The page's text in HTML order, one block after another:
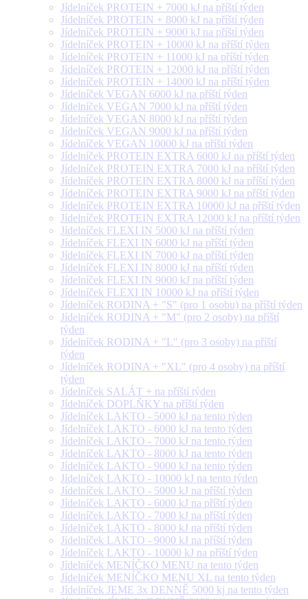
Jídelníček PROTEIN + 7000 kJ na příští týden
Jídelníček PROTEIN + 8000 kJ na příští týden
Jídelníček PROTEIN + 9000 kJ na příští týden
Jídelníček PROTEIN + 10000 kJ na příští týden
Jídelníček PROTEIN + 11000 kJ na příští týden
Jídelníček PROTEIN + 12000 kJ na příští týden
Jídelníček PROTEIN + 14000 kJ na příští týden
Jídelníček VEGAN 6000 kJ na příští týden
Jídelníček VEGAN 7000 kJ na příští týden
Jídelníček VEGAN 8000 kJ na příští týden
Jídelníček VEGAN 9000 kJ na příští týden
Jídelníček VEGAN 10000 kJ na příští týden
Jídelníček PROTEIN EXTRA 6000 kJ na příští týden
Jídelníček PROTEIN EXTRA 7000 kJ na příští týden
Jídelníček PROTEIN EXTRA 8000 kJ na příští týden
Jídelníček PROTEIN EXTRA 9000 kJ na příští týden
Jídelníček PROTEIN EXTRA 10000 kJ na příští týden
Jídelníček PROTEIN EXTRA 12000 kJ na příští týden
Jídelníček FLEXI IN 5000 kJ na příští týden
Jídelníček FLEXI IN 6000 kJ na příští týden
Jídelníček FLEXI IN 7000 kJ na příští týden
Jídelníček FLEXI IN 8000 kJ na příští týden
Jídelníček FLEXI IN 9000 kJ na příští týden
Jídelníček FLEXI IN 10000 kJ na příští týden
Jídelníček RODINA + "S" (pro 1 osobu) na příští týden
Jídelníček RODINA + "M" (pro 2 osoby) na příští
týden
Jídelníček RODINA + "L" (pro 3 osoby) na příští
týden
Jídelníček RODINA + "XL" (pro 4 osoby) na příští
týden
Jídelníček SALÁT + na příští týden
Jídelníček DOPLŇKY na příští týden
Jídelníček LAKTO - 5000 kJ na tento týden
Jídelníček LAKTO - 6000 kJ na tento týden
Jídelníček LAKTO - 7000 kJ na tento týden
Jídelníček LAKTO - 8000 kJ na tento týden
Jídelníček LAKTO - 9000 kJ na tento týden
Jídelníček LAKTO - 10000 kJ na tento týden
Jídelníček LAKTO - 5000 kJ na příští týden
Jídelníček LAKTO - 6000 kJ na příští týden
Jídelníček LAKTO - 7000 kJ na příští týden
Jídelníček LAKTO - 8000 kJ na příští týden
Jídelníček LAKTO - 9000 kJ na příští týden
Jídelníček LAKTO - 10000 kJ na příští týden
Jídelníček MENÍČKO MENU na tento týden
Jídelníček MENÍČKO MENU XL na tento týden
Jídelníček JEME 3x DENNĚ 5000 kj na tento týden